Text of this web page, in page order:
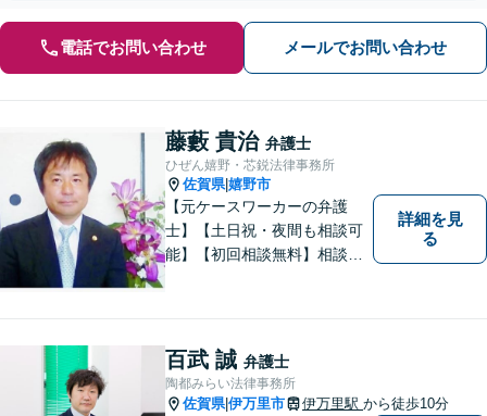
電話でお問い合わせ メールでお問い合わせ
藤藪 貴治 弁護士
ひぜん嬉野・芯鋭法律事務所
佐賀県|嬉野市
【元ケースワーカーの弁護
士】【土日祝・夜間も相談可
能】【初回相談無料】相談者
します。相続／離婚・男女問
題／交通事故／債務整理／労
働問題など幅広く対応可能で
す。
詳細を見
る
百武 誠 弁護士
陶都みらい法律事務所
佐賀県|伊万里市 伊万里駅 から徒歩10分